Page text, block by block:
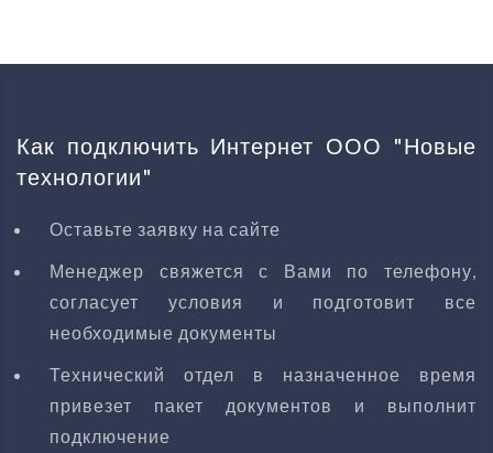
Как подключить Интернет ООО "Новые
технологии"
Оставьте заявку на сайте
Менеджер свяжется с Вами по телефону,
согласует условия и подготовит все
необходимые документы
Технический отдел в назначенное время
привезет пакет документов и выполнит
подключение